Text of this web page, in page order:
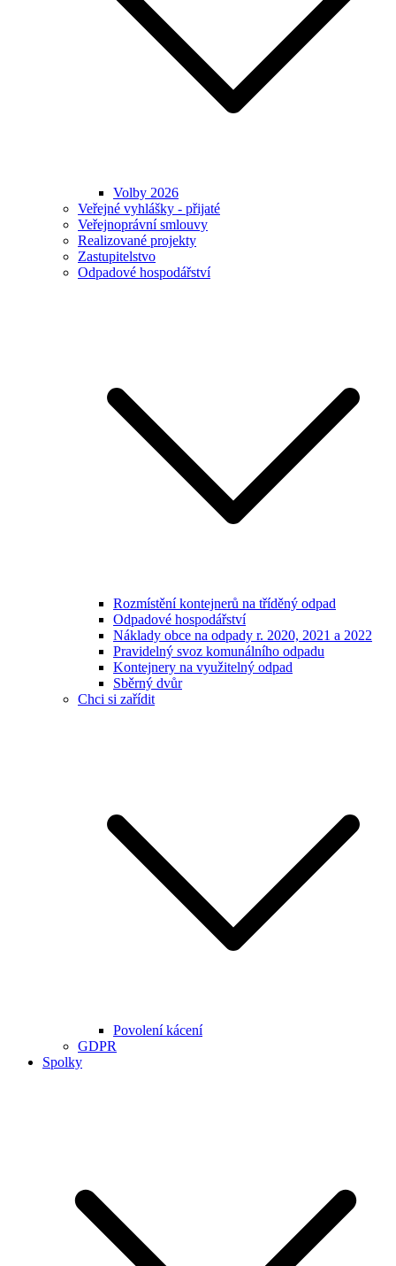
Volby 2026
Veřejné vyhlášky - přijaté
Veřejnoprávní smlouvy
Realizované projekty
Zastupitelstvo
Odpadové hospodářství
Rozmístění kontejnerů na tříděný odpad
Odpadové hospodářství
Náklady obce na odpady r. 2020, 2021 a 2022
Pravidelný svoz komunálního odpadu
Kontejnery na využitelný odpad
Sběrný dvůr
Chci si zařídit
Povolení kácení
GDPR
Spolky